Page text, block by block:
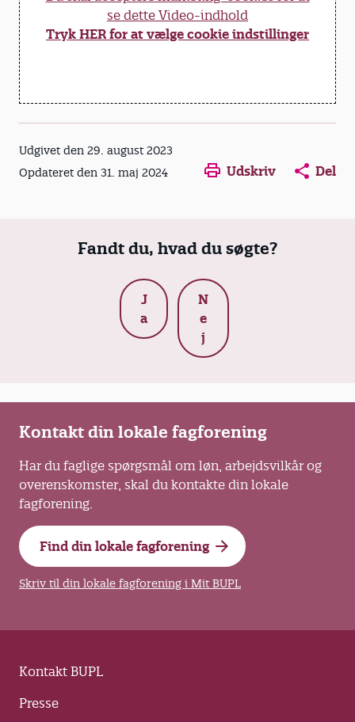
se dette Video-indhold
Tryk HER for at vælge cookie indstillinger
Udgivet den 29. august 2023
Opdateret den 31. maj 2024
Udskriv Del
Fandt du, hvad du søgte?
J
a
N
e
j
Kontakt din lokale fagforening
Har du faglige spørgsmål om løn, arbejdsvilkår og
overenskomster, skal du kontakte din lokale
fagforening.
Find din lokale fagforening
Skriv til din lokale fagforening i Mit BUPL
Kontakt BUPL
Presse